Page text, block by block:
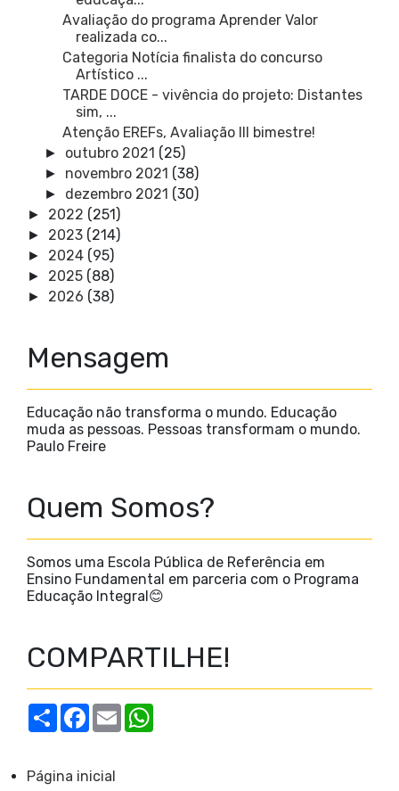
Avaliação do programa Aprender Valor
realizada co...
Categoria Notícia finalista do concurso
Artístico ...
TARDE DOCE - vivência do projeto: Distantes
sim, ...
Atenção EREFs, Avaliação III bimestre!
► outubro 2021 (25)
► novembro 2021 (38)
► dezembro 2021 (30)
► 2022 (251)
► 2023 (214)
► 2024 (95)
► 2025 (88)
► 2026 (38)
Mensagem
Educação não transforma o mundo. Educação
muda as pessoas. Pessoas transformam o mundo.
Paulo Freire
Quem Somos?
Somos uma Escola Pública de Referência em
Ensino Fundamental em parceria com o Programa
Educação Integral😊
COMPARTILHE!
S
h
F
b
o
E
m
Página inicial